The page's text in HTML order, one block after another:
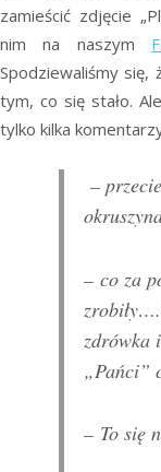
zamieścić zdjęcie
nim na naszym
Spodziewaliśmy się,
tym, co się stało.
tylko kilka
–
– co za
zdrówka
„Pańci”
– To się